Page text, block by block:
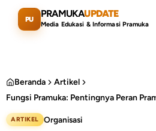
Lewati ke konten utama
PU PRAMUKAUPDATE
Media Edukasi & Informasi Pramuka
Cari artikel
Beranda
Artikel
ARTIKEL Organisasi